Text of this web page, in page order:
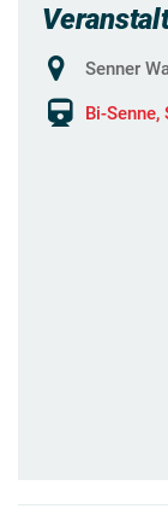
Senner
Bi-Senne,